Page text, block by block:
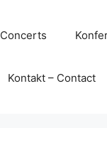
Concerts
Kontakt – Contact